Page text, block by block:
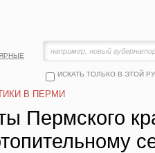
ИСКАТЬ ТОЛЬКО В ЭТОЙ
В ПЕРМИ
Пермского